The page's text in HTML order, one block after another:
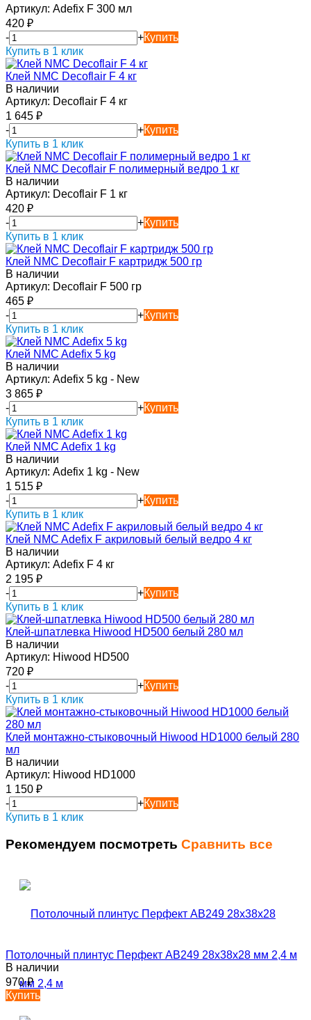
Артикул: Adefix F 300 мл
420 ₽
-
+Купить
Купить в 1 клик
Клей NMC Decoflair F 4 кг
В наличии
Артикул: Decoflair F 4 кг
1 645 ₽
-
+Купить
Купить в 1 клик
Клей NMC Decoflair F полимерный ведро 1 кг
В наличии
Артикул: Decoflair F 1 кг
420 ₽
-
+Купить
Купить в 1 клик
Клей NMC Decoflair F картридж 500 гр
В наличии
Артикул: Decoflair F 500 гр
465 ₽
-
+Купить
Купить в 1 клик
Клей NMC Adefix 5 kg
В наличии
Артикул: Adefix 5 kg - New
3 865 ₽
-
+Купить
Купить в 1 клик
Клей NMC Adefix 1 kg
В наличии
Артикул: Adefix 1 kg - New
1 515 ₽
-
+Купить
Купить в 1 клик
Клей NMC Adefix F акриловый белый ведро 4 кг
В наличии
Артикул: Adefix F 4 кг
2 195 ₽
-
+Купить
Купить в 1 клик
Клей-шпатлевка Hiwood HD500 белый 280 мл
В наличии
Артикул: Hiwood HD500
720 ₽
-
+Купить
Купить в 1 клик
Клей монтажно-стыковочный Hiwood HD1000 белый 280
мл
В наличии
Артикул: Hiwood HD1000
1 150 ₽
-
+Купить
Купить в 1 клик
Рекомендуем посмотреть Сравнить все
Потолочный плинтус Перфект AB249 28х38х28 мм 2,4 м
В наличии
970₽
Купить